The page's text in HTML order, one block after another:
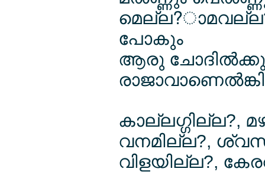
പോകും
ആരു
കാല്ലഗ്ഗില്ല?,
വനമില്ല?,
വിളയില്ല?,